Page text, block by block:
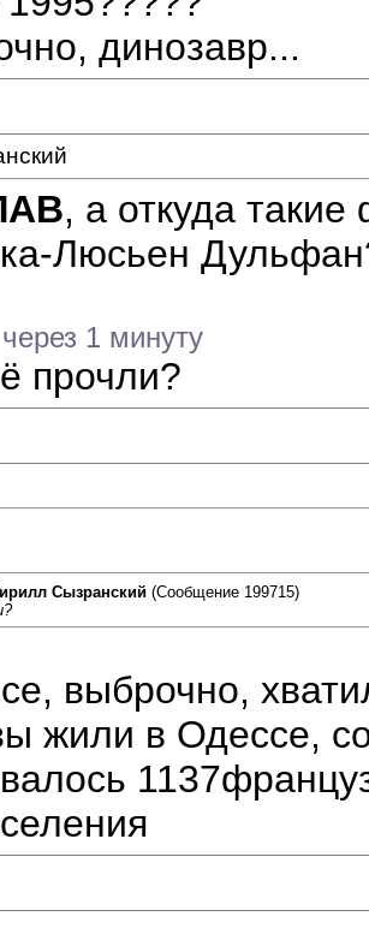
динозавр...
, а откуда
Люсьен
1 минуту
прочли?
Сызранский (Сообщение 199715)
выброчно,
жили в Одессе,